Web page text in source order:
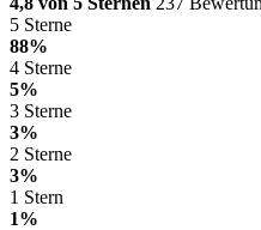
5 Sterne
88%
4 Sterne
5%
3 Sterne
3%
2 Sterne
3%
1 Stern
1%